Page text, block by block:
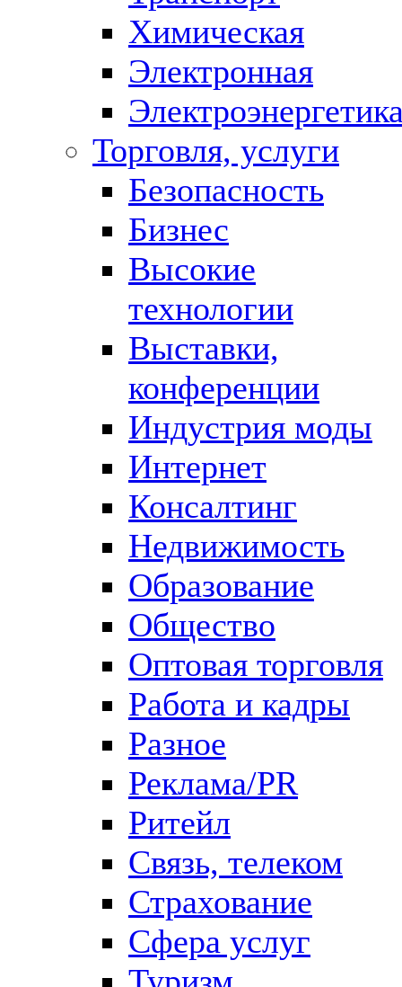
Химическая
Электронная
Торговля, услуги
Безопасность
Бизнес
Высокие
технологии
Выставки,
конференции
Индустрия моды
Интернет
Консалтинг
Недвижимость
Образование
Общество
Оптовая торговля
Работа и кадры
Разное
Реклама/PR
Ритейл
Связь, телеком
Страхование
Сфера услуг